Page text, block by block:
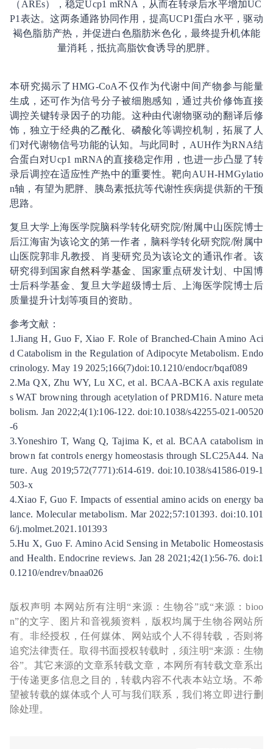
（AREs），稳定Ucp1 mRNA，从而在转录后水平增加UC
P1表达。这两条通路协同作用，提高UCP1蛋白水平，驱动
褐色脂肪产热，并促进白色脂肪米色化，最终提升机体能
量消耗，抵抗高脂饮食诱导的肥胖。
本研究揭示了HMG-CoA不仅作为代谢中间产物参与能量
生成，还可作为信号分子被细胞感知，通过共价修饰直接
调控关键转录因子的功能。这种由代谢物驱动的翻译后修
饰，独立于经典的乙酰化、磷酸化等调控机制，拓展了人
们对代谢物信号功能的认知。与此同时，AUH作为RNA结
合蛋白对Ucp1 mRNA的直接稳定作用，也进一步凸显了转
录后调控在适应性产热中的重要性。靶向AUH-HMGylatio
n轴，有望为肥胖、胰岛素抵抗等代谢性疾病提供新的干预
思路。
复旦大学上海医学院脑科学转化研究院/附属中山医院博士
后江海宙为该论文的第一作者，脑科学转化研究院/附属中
山医院郭非凡教授、肖斐研究员为该论文的通讯作者。该
研究得到国家 自然科学基金
、国家重点研发计划、中国博
士后科学基金、复旦大学超级博士后、上海医学院博士后
质量提升计划等项目的资助。
参考文献：
1.Jiang H, Guo F, Xiao F. Role of Branched-Chain Amino Aci
d Catabolism in the Regulation of Adipocyte Metabolism. Endo
crinology. May 19 2025;166(7)doi:10.1210/endocr/bqaf089
2.Ma QX, Zhu WY, Lu XC, et al. BCAA-BCKA axis regulate
s WAT browning through acetylation of PRDM16. Nature meta
bolism. Jan 2022;4(1):106-122. doi:10.1038/s42255-021-00520
-6
3.Yoneshiro T, Wang Q, Tajima K, et al. BCAA catabolism in
brown fat controls energy homeostasis through SLC25A44. Na
ture. Aug 2019;572(7771):614-619. doi:10.1038/s41586-019-1
503-x
4.Xiao F, Guo F. Impacts of essential amino acids on energy ba
lance. Molecular metabolism. Mar 2022;57:101393. doi:10.101
6/j.molmet.2021.101393
5.Hu X, Guo F. Amino Acid Sensing in Metabolic Homeostasis
and Health. Endocrine reviews. Jan 28 2021;42(1):56-76. doi:1
0.1210/endrev/bnaa026
版权声明 本网站所有注明“来源：生物谷”或“来源：bioo
n”的文字、图片和音视频资料，版权均属于生物谷网站所
有。非经授权，任何媒体、网站或个人不得转载，否则将
追究法律责任。取得书面授权转载时，须注明“来源：生物
谷”。其它来源的文章系转载文章，本网所有转载文章系出
于传递更多信息之目的，转载内容不代表本站立场。不希
望被转载的媒体或个人可与我们联系，我们将立即进行删
除处理。